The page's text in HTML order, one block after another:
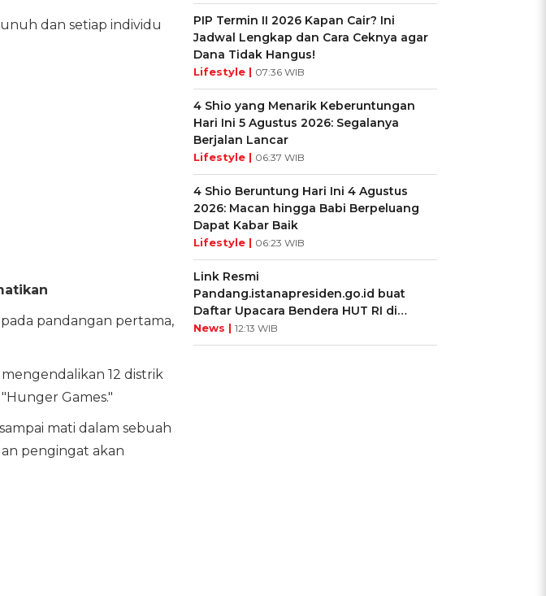
dan setiap individu
pandangan pertama,
12 distrik
Games."
mati dalam sebuah
pengingat akan
PIP Termin II 2026 Kapan Cair? Ini
Jadwal Lengkap dan Cara Ceknya agar
Dana Tidak Hangus!
Lifestyle | 07:36 WIB
4 Shio yang Menarik Keberuntungan
Hari Ini 5 Agustus 2026: Segalanya
Berjalan Lancar
Lifestyle | 06:37 WIB
4 Shio Beruntung Hari Ini 4 Agustus
2026: Macan hingga Babi Berpeluang
Dapat Kabar Baik
Lifestyle | 06:23 WIB
Link Resmi
Pandang.istanapresiden.go.id buat
Daftar Upacara Bendera HUT RI di
Istana Negara
News | 12:13 WIB